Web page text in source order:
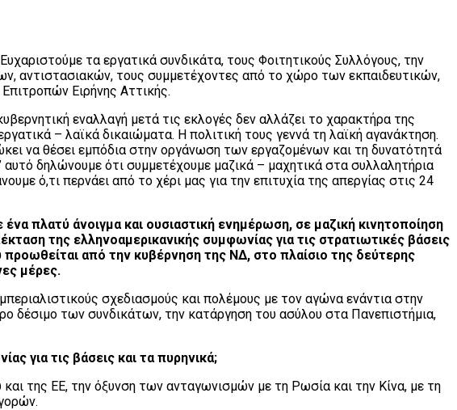
τα εργατικά συνδικάτα, τους Φοιτητικούς Συλλόγους, την
αντιστασιακών, τους συμμετέχοντες από το χώρο των εκπαιδευτικών,
Ειρήνης Αττικής.
εναλλαγή μετά τις εκλογές δεν αλλάζει το χαρακτήρα της
– λαϊκά δικαιώματα. Η πολιτική τους γεννά τη λαϊκή αγανάκτηση.
να θέσει εμπόδια στην οργάνωση των εργαζομένων και τη δυνατότητά
αυτό δηλώνουμε ότι συμμετέχουμε μαζικά – μαχητικά στα συλλαλητήρια
ό,τι περνάει από το χέρι μας για την επιτυχία της απεργίας στις 24
πλατύ άνοιγμα και ουσιαστική ενημέρωση, σε μαζική κινητοποίηση
της ελληνοαμερικανικής συμφωνίας για τις στρατιωτικές βάσεις
προωθείται από την κυβέρνηση της ΝΔ, στο πλαίσιο της δεύτερης
μέρες.
σχεδιασμούς και πολέμους με τον αγώνα ενάντια στην
δέσιμο των συνδικάτων, την κατάργηση του ασύλου στα Πανεπιστήμια,
για τις βάσεις και τα πυρηνικά;
της ΕΕ, την όξυνση των ανταγωνισμών με τη Ρωσία και την Κίνα, με τη